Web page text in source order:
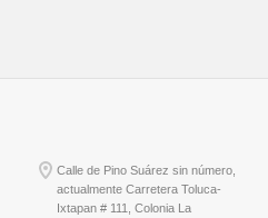
Calle de Pino Suárez sin número,
actualmente Carretera Toluca-
Ixtapan # 111, Colonia La